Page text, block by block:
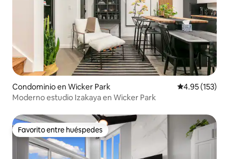
Condominio en Wicker Park Calificación
4.95 (153)
Moderno estudio Izakaya en Wicker Park
Favorito entre huéspedes
Favorito entre huéspedes